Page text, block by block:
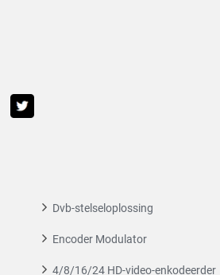
Dvb-stelseloplossing
Encoder Modulator
4/8/16/24 HD-video-enkodeerder